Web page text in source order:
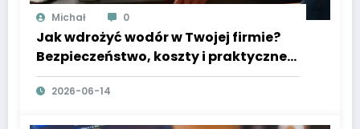
Michał 0
Jak wdrożyć wodór w Twojej firmie?
Bezpieczeństwo, koszty i praktyczne
porady
2026-06-14